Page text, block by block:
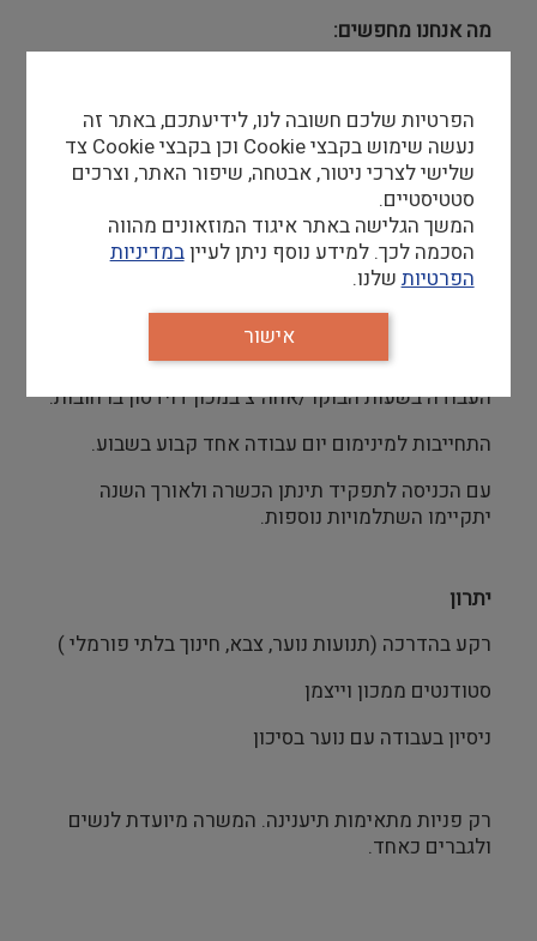
מה אנחנו מחפשים:
דרישות סף
השכלה אקדמאית בתחום המדע– חובה.
מחויבות לשנה אקדמית מלאה (אוקטובר-מאי).
העבודה בשעות הבוקר/אחה"צ במכון דוידסון ברחובות.
התחייבות למינימום יום עבודה אחד קבוע בשבוע.
עם הכניסה לתפקיד תינתן הכשרה ולאורך השנה
יתקיימו השתלמויות נוספות.
יתרון
רקע בהדרכה (תנועות נוער, צבא, חינוך בלתי פורמלי )
סטודנטים ממכון וייצמן
ניסיון בעבודה עם נוער בסיכון
רק פניות מתאימות תיענינה. המשרה מיועדת לנשים
ולגברים כאחד.
הפרטיות שלכם חשובה לנו, לידיעתכם, באתר זה
נעשה שימוש בקבצי Cookie וכן בקבצי Cookie צד
שלישי לצרכי ניטור, אבטחה, שיפור האתר, וצרכים
סטטיסטיים.
המשך הגלישה באתר איגוד המוזאונים מהווה
הסכמה לכך. למידע נוסף ניתן לעייןבמדיניות
הפרטיות שלנו.
אישור